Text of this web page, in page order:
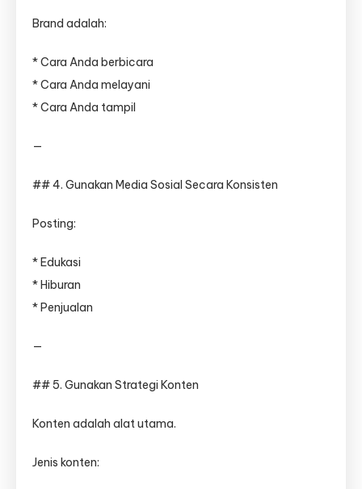
Brand adalah:
* Cara Anda berbicara
* Cara Anda melayani
* Cara Anda tampil
—
## 4. Gunakan Media Sosial Secara Konsisten
Posting:
* Edukasi
* Hiburan
* Penjualan
—
## 5. Gunakan Strategi Konten
Konten adalah alat utama.
Jenis konten: